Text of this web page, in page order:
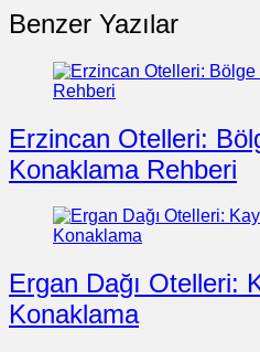
Benzer Yazılar
Erzincan Otelleri:
Konaklama Rehberi
Ergan Dağı Otelleri:
Konaklama